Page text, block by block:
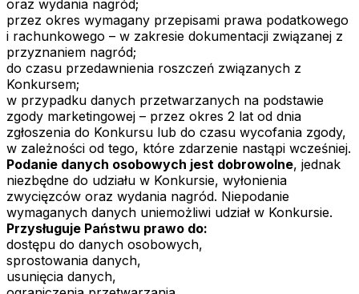
oraz wydania nagród;
przez okres wymagany przepisami prawa podatkowego
i rachunkowego – w zakresie dokumentacji związanej z
przyznaniem nagród;
do czasu przedawnienia roszczeń związanych z
Konkursem;
w przypadku danych przetwarzanych na podstawie
zgody marketingowej – przez okres 2 lat od dnia
zgłoszenia do Konkursu lub do czasu wycofania zgody,
w zależności od tego, które zdarzenie nastąpi wcześniej.
Podanie danych osobowych jest dobrowolne, jednak
niezbędne do udziału w Konkursie, wyłonienia
zwycięzców oraz wydania nagród. Niepodanie
wymaganych danych uniemożliwi udział w Konkursie.
Przysługuje Państwu prawo do:
dostępu do danych osobowych,
sprostowania danych,
usunięcia danych,